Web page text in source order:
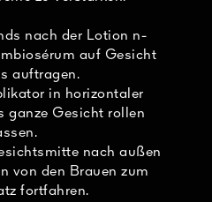
nach der Lotion n-
auf Gesicht
auftragen.
in horizontaler
ganze Gesicht rollen
nach außen
von den Brauen zum
fortfahren.